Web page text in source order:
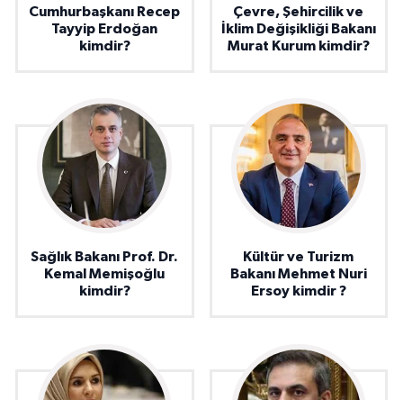
Cumhurbaşkanı Recep
Tayyip Erdoğan
kimdir?
Çevre, Şehircilik ve
İklim Değişikliği Bakanı
Murat Kurum kimdir?
Sağlık Bakanı Prof. Dr.
Kemal Memişoğlu
kimdir?
Kültür ve Turizm
Bakanı Mehmet Nuri
Ersoy kimdir ?